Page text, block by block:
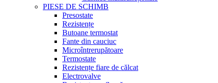
PIESE DE SCHIMB
Presostate
Rezistențe
Butoane termostat
Fante din cauciuc
Microîntrerupătoare
Termostate
Rezistențe fiare de călcat
Electrovalve